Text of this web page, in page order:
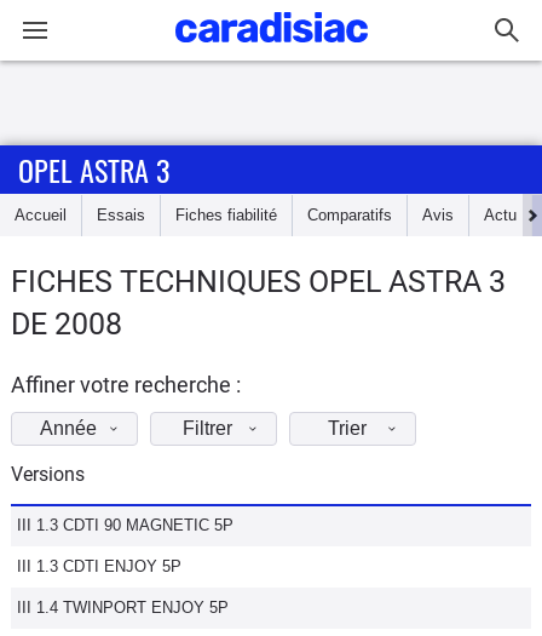
Accueil
Essais
d'achat
Electriques
Utilitaires
Flottes
Auto
OPEL ASTRA 3
Accueil Essais Fiches fiabilité Comparatifs Avis Actu
FICHES TECHNIQUES OPEL ASTRA 3
DE 2008
Affiner votre recherche :
Année Filtrer Trier
Versions
III 1.3 CDTI 90 MAGNETIC 5P
III 1.3 CDTI ENJOY 5P
III 1.4 TWINPORT ENJOY 5P